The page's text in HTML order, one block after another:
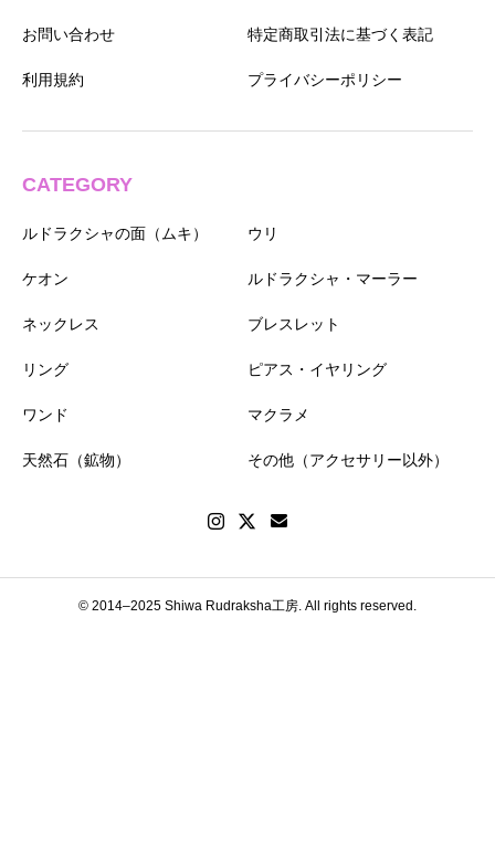
お問い合わせ 特定商取引法に基づく表記
利用規約 プライバシーポリシー
CATEGORY
ルドラクシャの面（ムキ） ウリ
ケオン ルドラクシャ・マーラー
ネックレス ブレスレット
リング ピアス・イヤリング
ワンド マクラメ
天然石（鉱物） その他（アクセサリー以外）
© 2014–2025 Shiwa Rudraksha工房. All rights reserved.